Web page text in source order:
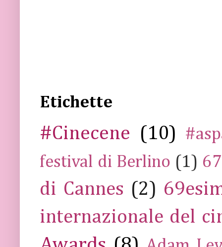
Etichette
#Cinecene (10)
festival di Berlino (1)
di Cannes (2)
internazionale del